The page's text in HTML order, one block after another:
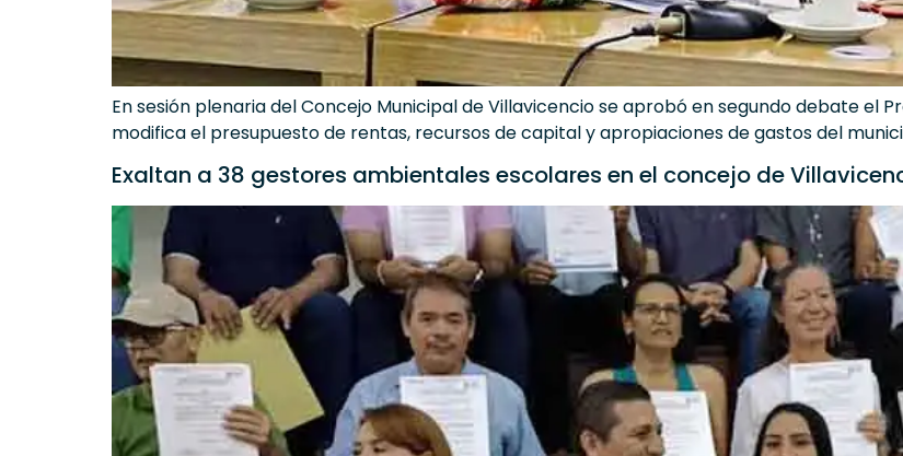
En sesión plenaria del Concejo Municipal de Villavicencio se aprobó en segundo debate el
modifica el presupuesto de rentas, recursos de capital y apropiaciones de gastos del
Exaltan a 38 gestores ambientales escolares en el concejo de